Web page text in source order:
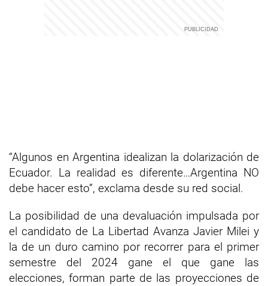
“Algunos en Argentina idealizan la dolarización de
Ecuador. La realidad es diferente…Argentina NO
debe hacer esto”, exclama desde su red social.
La posibilidad de una devaluación impulsada por
el candidato de La Libertad Avanza Javier Milei y
la de un duro camino por recorrer para el primer
semestre del 2024 gane el que gane las
elecciones, forman parte de las proyecciones de